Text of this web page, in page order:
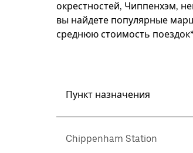
окрестностей, Чиппенхэм,
вы найдете популярные
среднюю стоимость
Пункт назначения
Chippenham Station